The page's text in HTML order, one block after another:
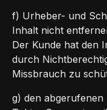
f) Urheber- und
Inhalt nicht
Der Kunde hat den
durch
Missbrauch zu
g) den